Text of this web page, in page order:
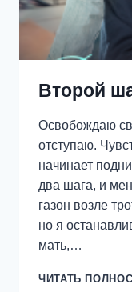
Второй
Освобождаю
отступаю.
начинает
два шага, и
газон возле
но я
мать,…
ЧИТАТЬ